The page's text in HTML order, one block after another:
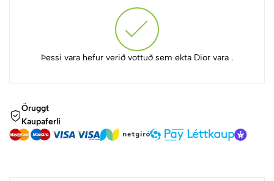
Þessi vara hefur verið vottuð sem ekta Dior vara .
Öruggt
Kaupaferli